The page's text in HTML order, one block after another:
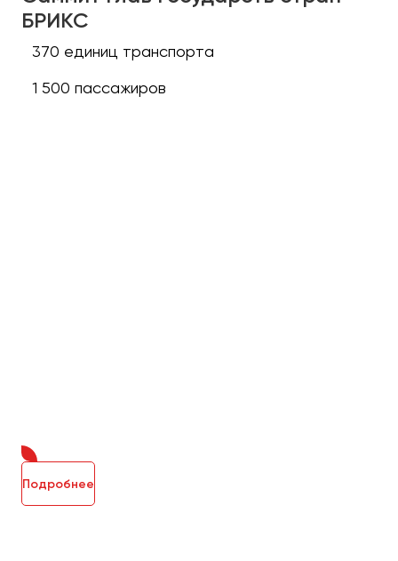
БРИКС
370 единиц транспорта
1 500 пассажиров
Подробнее